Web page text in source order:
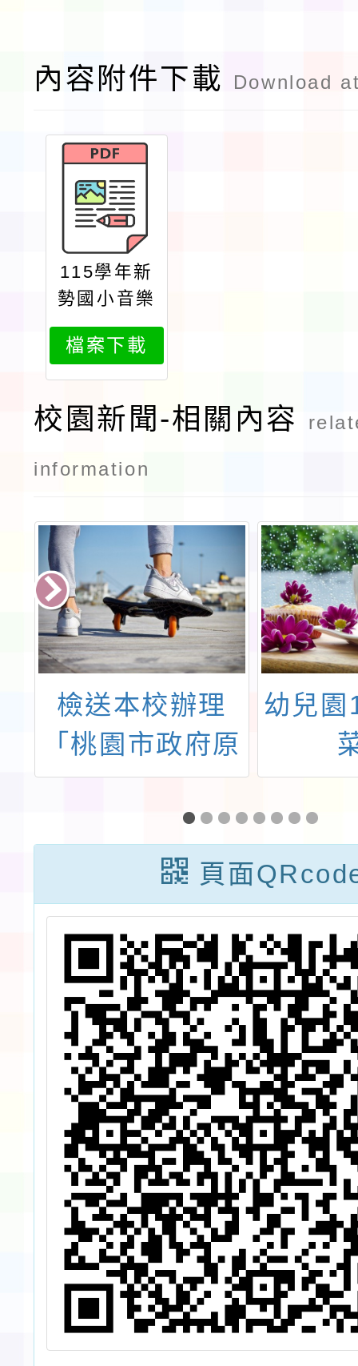
內容附件下載 Download
115學年新
勢國小音樂
班外聘教師
開缺名額新
生公告用
檔案下載
校園新聞-相關內容
information
檢送本校辦理
「桃園市政府原
住民族教育資源
中心114學年度
工作計畫/3-2 辦
理原住民族教育
相關研習及活
動」族語老師增
能工作坊（主
題：族語教學評
量與教材整合）
幼兒園
頁面